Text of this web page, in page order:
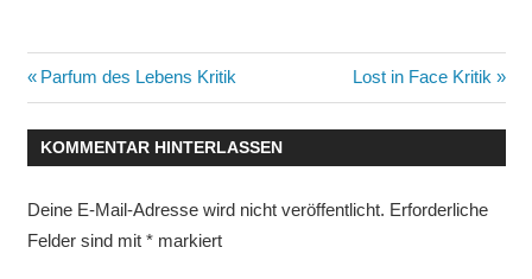
Beitragsnavigation
Vorheriger
Beitrag:
Parfum des Lebens Kritik
Nächster
Beitrag:
Lost in Face Kritik
KOMMENTAR HINTERLASSEN
Deine E-Mail-Adresse wird nicht veröffentlicht. Erforderliche
Felder sind mit *markiert